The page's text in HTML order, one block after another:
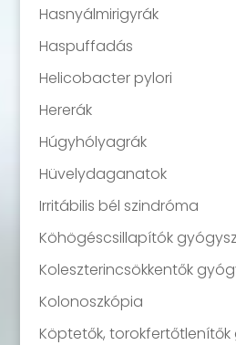
Hasnyálmirigyrák
Haspuffadás
Helicobacter pylori
Hererák
Húgyhólyagrák
Hüvelydaganatok
Irritábilis bél szindróma
Köhögéscsillapítók
Koleszterincsökkentők
Kolonoszkópia
Köptetők, torokfertőtlenítők